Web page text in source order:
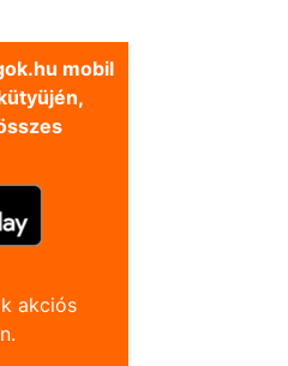
mobil
akciós